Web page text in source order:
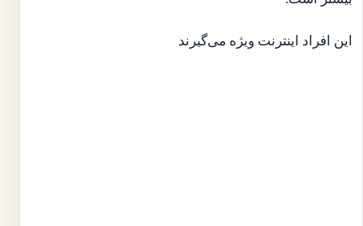
این افراد اینترنت ویژه می‌گیرند